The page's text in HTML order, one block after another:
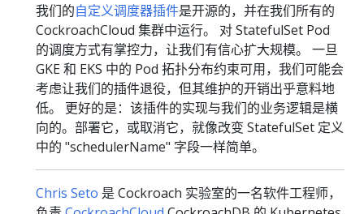
我们的自定义调度器插件是开源的，并在我们所有的
CockroachCloud 集群中运行。 对 StatefulSet Pod
的调度方式有掌控力，让我们有信心扩大规模。 一旦
GKE 和 EKS 中的 Pod 拓扑分布约束可用，我们可能会
考虑让我们的插件退役，但其维护的开销出乎意料地
低。 更好的是：该插件的实现与我们的业务逻辑是横
向的。部署它，或取消它，就像改变 StatefulSet 定义
中的 "schedulerName" 字段一样简单。
Chris Seto 是 Cockroach 实验室的一名软件工程师，